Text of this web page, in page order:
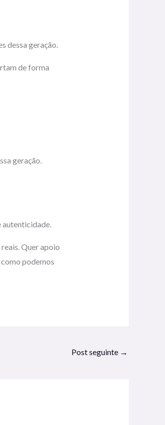
dessa geração.
de forma
geração.
autenticidade.
Quer apoio
podemos
Post seguinte →